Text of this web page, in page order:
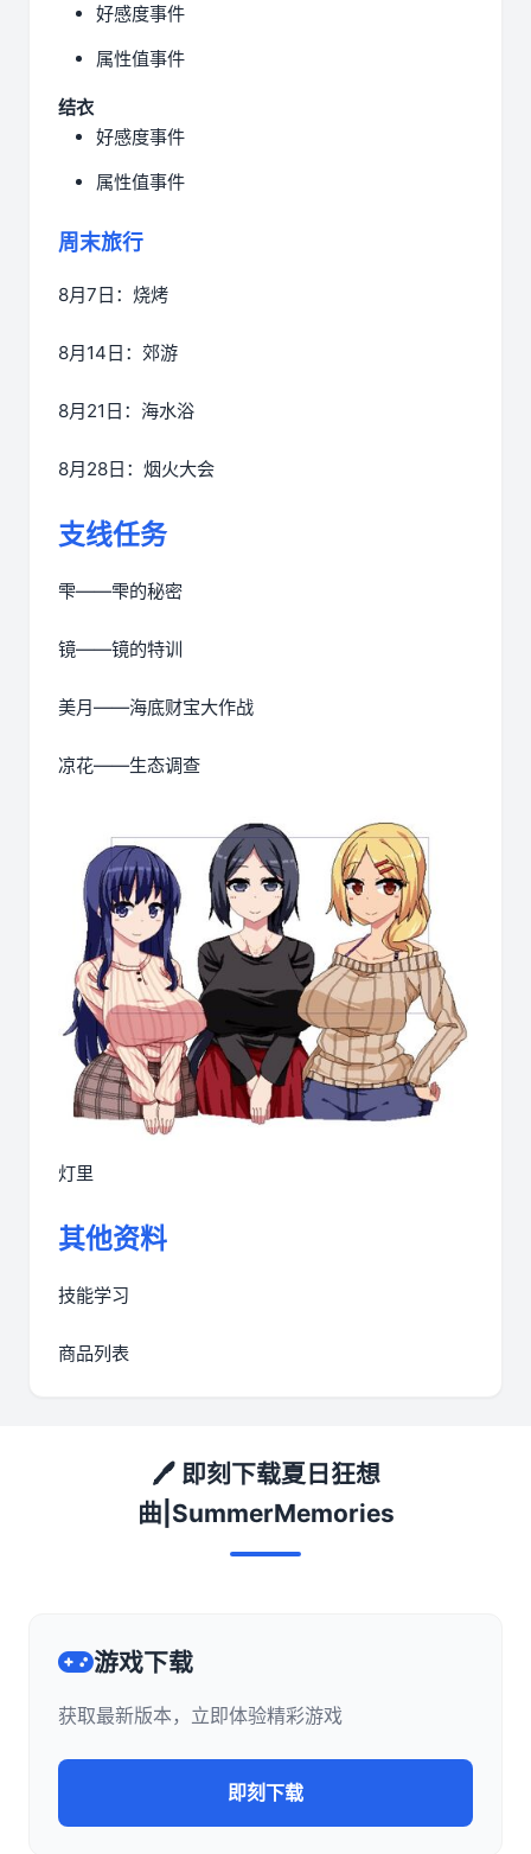
好感度事件
属性值事件
结衣
好感度事件
属性值事件
周末旅行
8月7日：烧烤
8月14日：郊游
8月21日：海水浴
8月28日：烟火大会
支线任务
雫——雫的秘密
镜——镜的特训
美月——海底财宝大作战
凉花——生态调查
灯里
其他资料
技能学习
商品列表
🖊️ 即刻下载夏日狂想
曲|SummerMemories
游戏下载
获取最新版本，立即体验精彩游戏
即刻下载